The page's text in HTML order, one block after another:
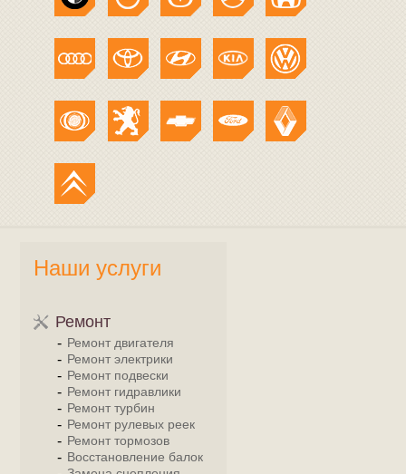
Наши услуги
Ремонт
Ремонт двигателя
Ремонт электрики
Ремонт подвески
Ремонт гидравлики
Ремонт турбин
Ремонт рулевых реек
Ремонт тормозов
Восстановление балок